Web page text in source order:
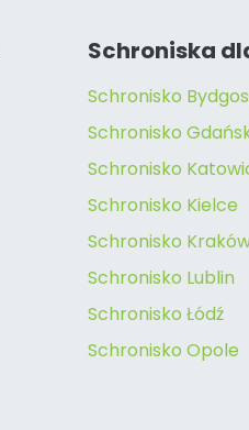
Schroniska
Schronisko
Schronisko
Schronisko
Schronisko Kielce
Schronisko
Schronisko Lublin
Schronisko Łódź
Schronisko Opole